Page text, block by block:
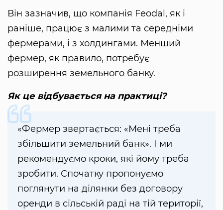
Він зазначив, що компанія Feodal, як і
раніше, працює з малими та середніми
фермерами, і з холдингами. Менший
фермер, як правило, потребує
розширення земельного банку.
Як це відбувається на практиці?
«Фермер звертається: «Мені треба
збільшити земельний банк». І ми
рекомендуємо кроки, які йому треба
зробити. Спочатку пропонуємо
поглянути на ділянки без договору
оренди в сільській раді на тій території,